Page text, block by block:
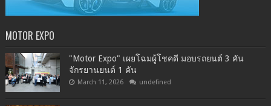
MOTOR EXPO
"Motor Expo" เผยโฉมผู้โชคดี มอบรถยนต์ 3 คัน
จักรยานยนต์ 1 คัน
March 11, 2026 undefined